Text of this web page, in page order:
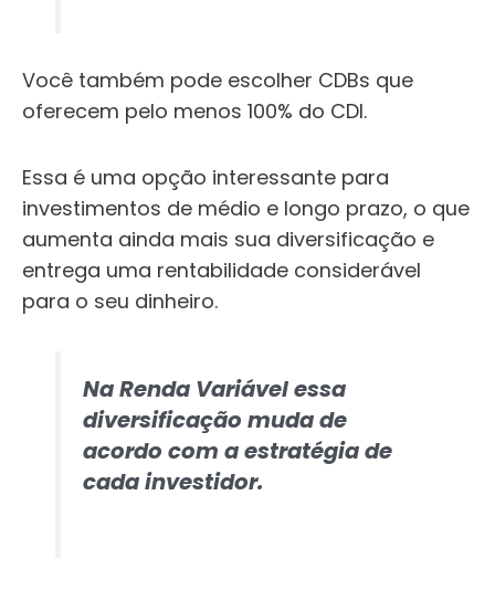
Você também pode escolher CDBs que
oferecem pelo menos 100% do CDI.
Essa é uma opção interessante para
investimentos de médio e longo prazo, o que
aumenta ainda mais sua diversificação e
entrega uma rentabilidade considerável
para o seu dinheiro.
Na Renda Variável essa
diversificação muda de
acordo com a estratégia de
cada investidor.